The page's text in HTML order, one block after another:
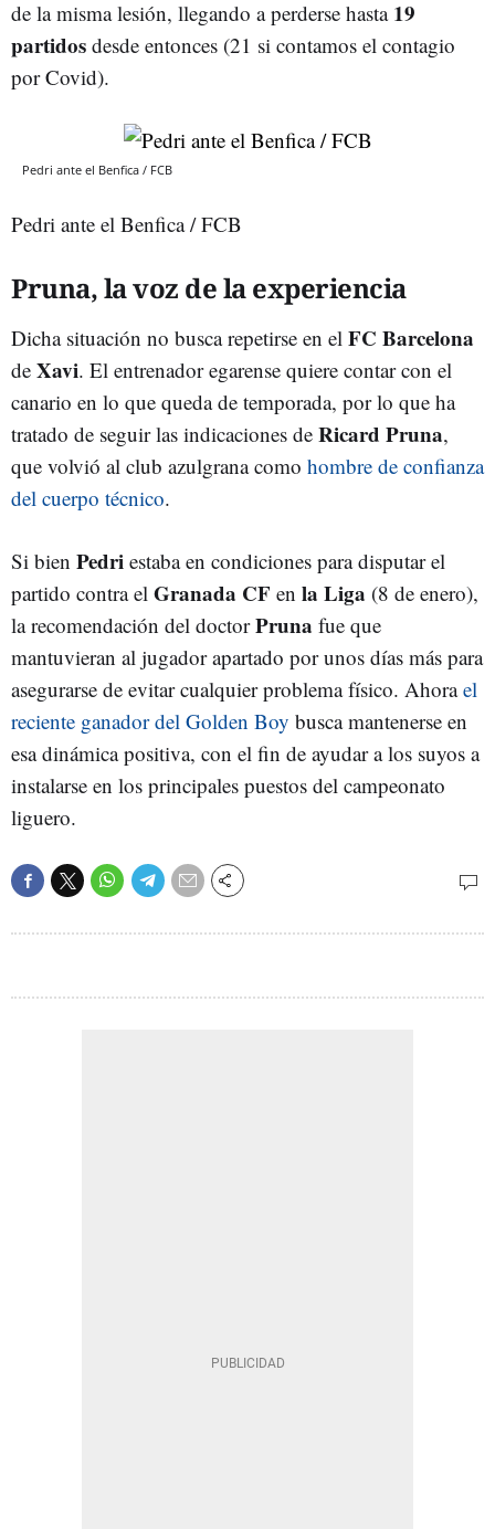
de la misma lesión, llegando a perderse hasta 19
partidos desde entonces (21 si contamos el contagio
por Covid).
Pedri ante el Benfica / FCB
Pedri ante el Benfica / FCB
Pruna, la voz de la experiencia
Dicha situación no busca repetirse en el FC Barcelona
de Xavi. El entrenador egarense quiere contar con el
canario en lo que queda de temporada, por lo que ha
tratado de seguir las indicaciones de Ricard Pruna,
que volvió al club azulgrana como hombre de confianza
del cuerpo técnico.
Si bien Pedri estaba en condiciones para disputar el
partido contra el Granada CF en la Liga (8 de enero),
la recomendación del doctorPruna fue que
mantuvieran al jugador apartado por unos días más para
asegurarse de evitar cualquier problema físico. Ahorael
reciente ganador del Golden Boy busca mantenerse en
esa dinámica positiva, con el fin de ayudar a los suyos a
instalarse en los principales puestos del campeonato
liguero.